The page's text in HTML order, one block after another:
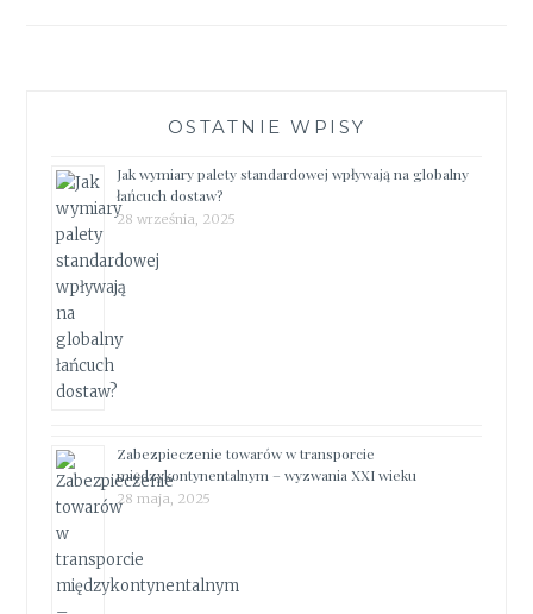
OSTATNIE WPISY
Jak wymiary palety standardowej wpływają na globalny
łańcuch dostaw?
28 września, 2025
Zabezpieczenie towarów w transporcie
międzykontynentalnym – wyzwania XXI wieku
28 maja, 2025